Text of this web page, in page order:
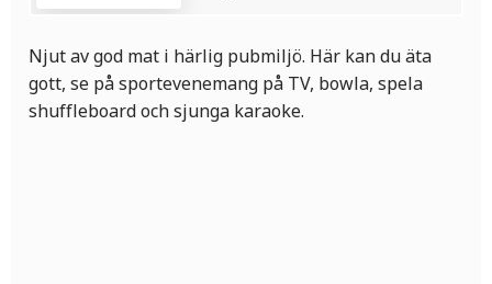
Njut av god mat i härlig pubmiljö. Här kan du äta
gott, se på sportevenemang på TV, bowla, spela
shuffleboard och sjunga karaoke.